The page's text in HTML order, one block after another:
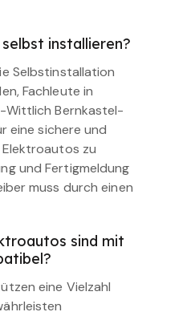
installieren?
Selbstinstallation
Fachleute in
Wittlich Bernkastel-
eine sichere und
zu
und Fertigmeldung
muss durch einen
sind mit
eine Vielzahl